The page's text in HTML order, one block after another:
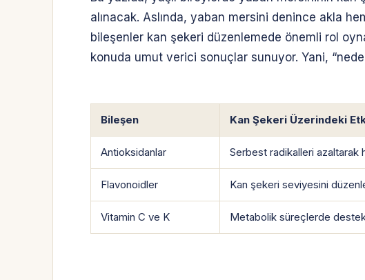
alınacak. Aslında, yaban mersini denince akla
bileşenler kan şekeri düzenlemede önemli rol
konuda umut verici sonuçlar sunuyor. Yani,
Bileşen Kan Şekeri Üzerindeki
Antioksidanlar Serbest radikalleri azaltarak
Flavonoidler Kan şekeri seviyesini
Vitamin C ve K Metabolik süreçlerde destek